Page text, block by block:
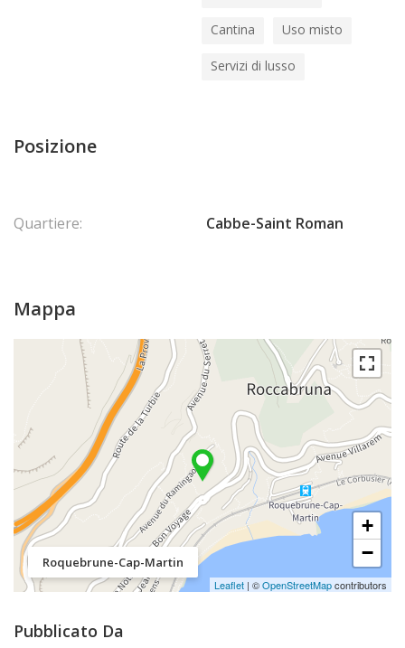
Cantina Uso misto
Servizi di lusso
Posizione
Quartiere: Cabbe-Saint Roman
Mappa
Roquebrune-Cap-Martin
+
−
Leaflet | ©OpenStreetMapcontributors
Pubblicato Da